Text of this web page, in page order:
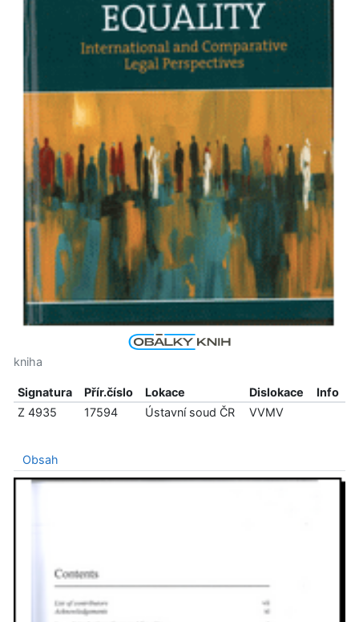
kniha
Signatura Přír.číslo Lokace Dislokace
Info
Z 4935
17594 Ústavní soud ČR VVMV
Obsah